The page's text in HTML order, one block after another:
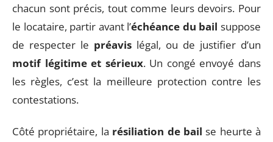
chacun sont précis, tout comme leurs devoirs. Pour
le locataire, partir avant l’échéance du bail suppose
de respecter le préavis légal, ou de justifier d’un
motif légitime et sérieux. Un congé envoyé dans
les règles, c’est la meilleure protection contre les
contestations.
Côté propriétaire, la résiliation de bail se heurte à